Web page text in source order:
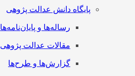
پایگاه دانش عدالت پژوهی
رساله‌ها و پایان‌نامه‌ها
مقالات عدالت پژوهی
گزارش‌ها و طرح‌ها